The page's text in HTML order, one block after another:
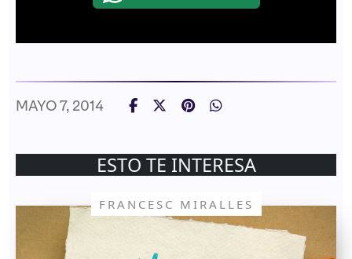
MAYO 7, 2014
ESTO TE INTERESA
FRANCESC MIRALLES